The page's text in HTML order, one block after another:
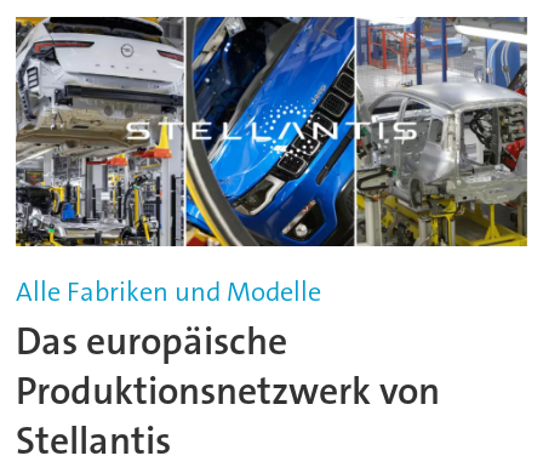
Alle Fabriken und Modelle
Das europäische
Produktionsnetzwerk von
Stellantis